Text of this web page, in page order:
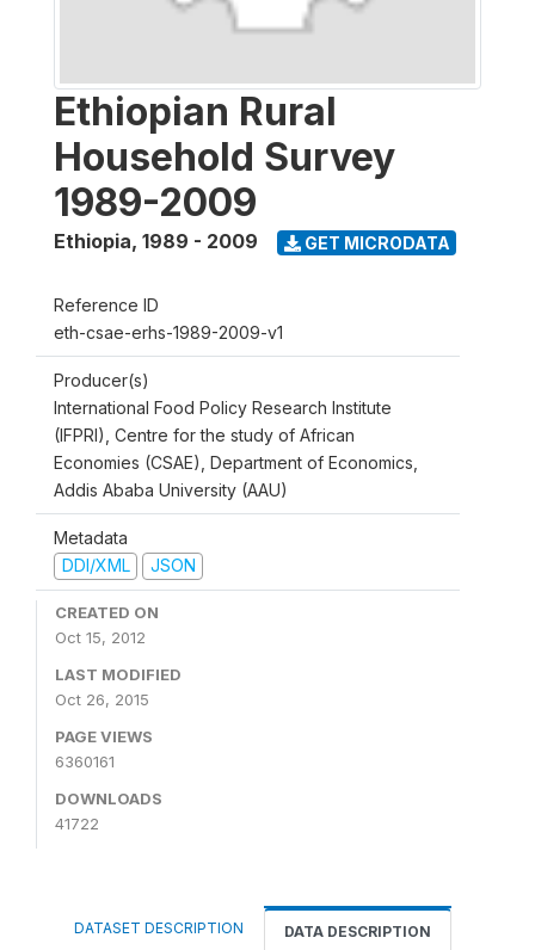
Ethiopian Rural
Household Survey
1989-2009
Ethiopia, 1989 - 2009 GET MICRODATA
Reference ID
eth-csae-erhs-1989-2009-v1
Producer(s)
International Food Policy Research Institute
(IFPRI), Centre for the study of African
Economies (CSAE), Department of Economics,
Addis Ababa University (AAU)
Metadata
DDI/XML
JSON
CREATED ON
Oct 15, 2012
LAST MODIFIED
Oct 26, 2015
PAGE VIEWS
6360161
DOWNLOADS
41722
DATASET DESCRIPTION DATA DESCRIPTION